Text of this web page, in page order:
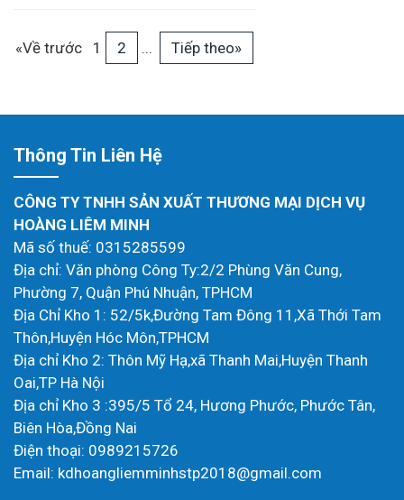
«Về trước 1 2 ... Tiếp theo»
Thông Tin Liên Hệ
CÔNG TY TNHH SẢN XUẤT THƯƠNG MẠI DỊCH VỤ
HOÀNG LIÊM MINH
Mã số thuế: 0315285599
Địa chỉ: Văn phòng Công Ty:2/2 Phùng Văn Cung,
Phường 7, Quận Phú Nhuận, TPHCM
Địa Chỉ Kho 1: 52/5k,Đường Tam Đông 11,Xã Thới Tam
Thôn,Huyện Hóc Môn,TPHCM
Địa chỉ Kho 2: Thôn Mỹ Hạ,xã Thanh Mai,Huyện Thanh
Oai,TP Hà Nội
Địa chỉ Kho 3 :395/5 Tổ 24, Hương Phước, Phước Tân,
Biên Hòa,Đồng Nai
Điện thoại: 0989215726
Email: kdhoangliemminhstp2018@gmail.com